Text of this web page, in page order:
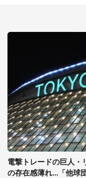
電撃トレードの巨人・
の存在感薄れ...「他球